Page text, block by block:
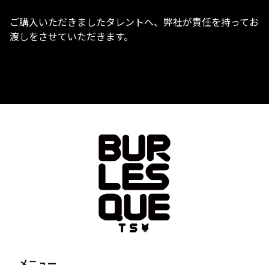
ご購入いただきましたタレントへ、弊社が責任を持ってお
渡しをさせていただきます。